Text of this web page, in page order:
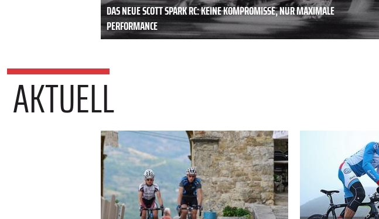
DAS NEUE SCOTT SPARK RC: KEINE KOMPROMISSE, NUR MAXIMALE
PERFORMANCE
AKTUELL